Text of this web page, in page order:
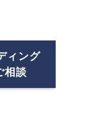
ィング
相談